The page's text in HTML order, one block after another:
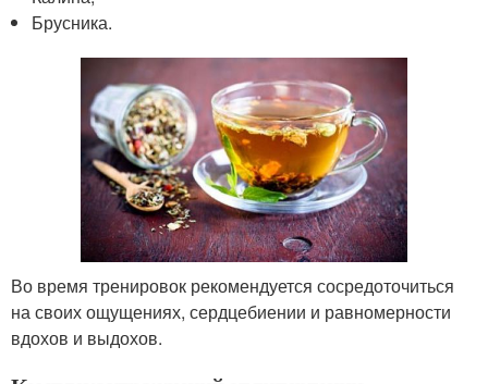
Брусника.
Во время тренировок рекомендуется сосредоточиться
на своих ощущениях, сердцебиении и равномерности
вдохов и выдохов.